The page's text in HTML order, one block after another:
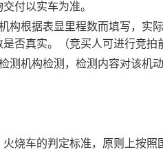
付以实车为准。
构根据表显里程数而填写，实
否真实。（竞买人可进行竞拍
测机构检测，检测内容对该机
烧车的判定标准，原则上按